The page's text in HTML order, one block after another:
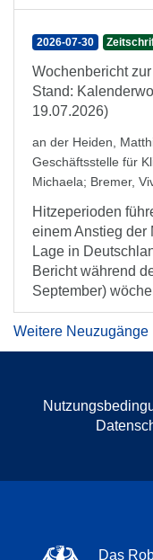
2026-07-30
Wochenbericht
Stand:
19.07.2026)
an der Heiden,
Geschäftsstelle für
Michaela; Bremer,
Hitzeperioden
einem Anstieg der
Lage in
Bericht während
September)
Weitere Neuzugänge
Das